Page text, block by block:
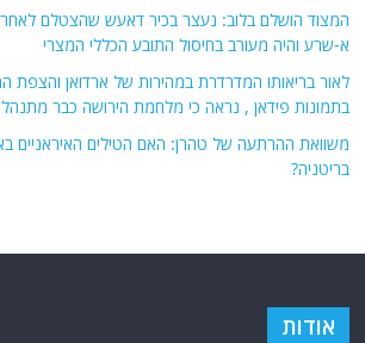
המצוד הושלם בלוב: נעצר בכיר דאעש שהצטלם
א-שרע והיה מעורב בחיסול התובע הכללי המצרי
לאור בריאותו המדרדרת במהירות של ארדואן והצפת
בתמונות פידאן , נראה כי מלחמת הירושה כבר
משוואת ההרתעה של טהרן: האם הטילים האיראניים
בריטניה?
אודות